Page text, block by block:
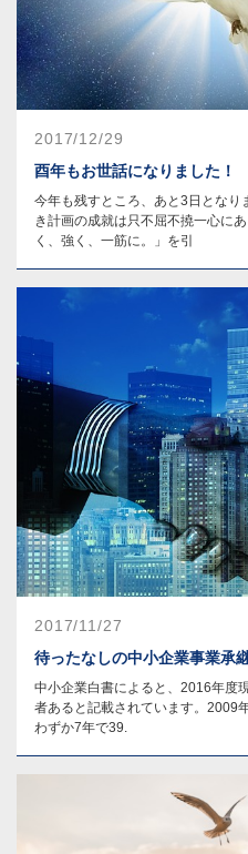
2017/12/29
酉年もお世話になりました！
今年も残すところ、あと3日となり
き計画の成就は只不屈不撓一心に
く、強く、一筋に。」を引
2017/11/27
待ったなしの中小企業事業承
中小企業白書によると、2016年度
者あると記載されています。2009
わずか7年で39.